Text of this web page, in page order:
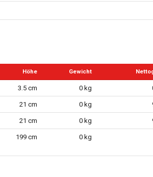
Höhe Gewicht
3.5 cm 0 kg
21 cm 0 kg
21 cm 0 kg
199 cm 0 kg